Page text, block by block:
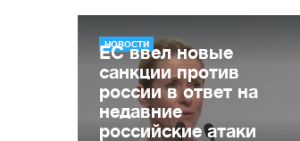
НОВОСТИ
ЕС ввел новые
санкции против
россии в ответ на
недавние
российские атаки